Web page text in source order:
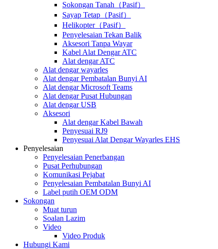
Sokongan Tanah（Pasif）
Sayap Tetap（Pasif）
Helikopter（Pasif）
Penyelesaian Tekan Balik
Aksesori Tanpa Wayar
Kabel Alat Dengar ATC
Alat dengar ATC
Alat dengar wayarles
Alat dengar Pembatalan Bunyi AI
Alat dengar Microsoft Teams
Alat dengar Pusat Hubungan
Alat dengar USB
Aksesori
Alat dengar Kabel Bawah
Penyesuai RJ9
Penyesuai Alat Dengar Wayarles EHS
Penyelesaian
Penyelesaian Penerbangan
Pusat Perhubungan
Komunikasi Pejabat
Penyelesaian Pembatalan Bunyi AI
Label putih OEM ODM
Sokongan
Muat turun
Soalan Lazim
Video
Video Produk
Hubungi Kami